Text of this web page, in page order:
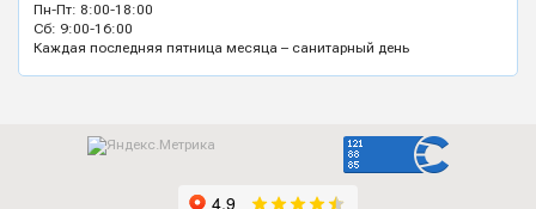
Пн-Пт: 8:00-18:00
Сб: 9:00-16:00
Каждая последняя пятница месяца – санитарный день